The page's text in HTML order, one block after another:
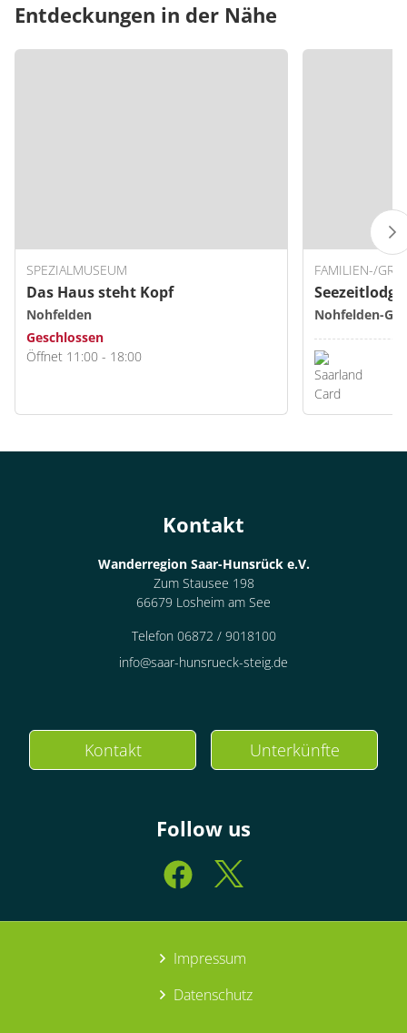
Entdeckungen in der Nähe
SPEZIALMUSEUM
Das Haus steht Kopf
Nohfelden
Geschlossen
Öffnet 11:00 - 18:00
FAMILIEN-/
Nohfelden-
Kontakt
Wanderregion Saar-Hunsrück e.V.
Zum Stausee 198
66679 Losheim am See
Telefon 06872 / 9018100
info@saar-hunsrueck-steig.de
Kontakt Unterkünfte
Follow us
Impressum
Datenschutz